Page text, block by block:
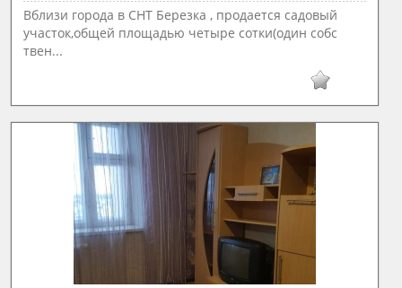
Вблизи города в СНТ Березка , продается садовый
участок,общей площадью четыре сотки(один собс
твен...